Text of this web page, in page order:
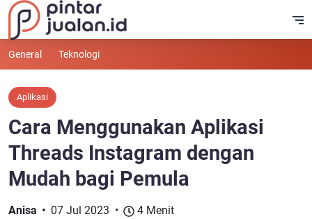
General Teknologi
Aplikasi
Cara Menggunakan Aplikasi
Threads Instagram dengan
Mudah bagi Pemula
Anisa 07 Jul 2023 4 Menit